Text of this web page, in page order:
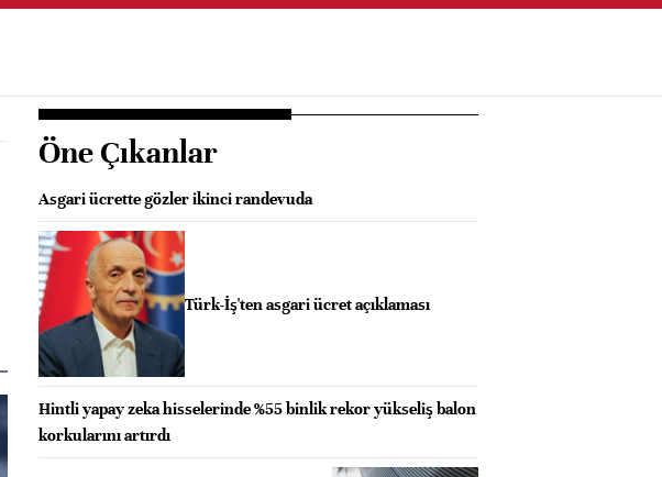
Öne Çıkanlar
Asgari ücrette gözler ikinci randevuda
Türk-İş'ten asgari ücret açıklaması
Hintli yapay zeka hisselerinde %55 binlik rekor yükseliş balon
korkularını artırdı